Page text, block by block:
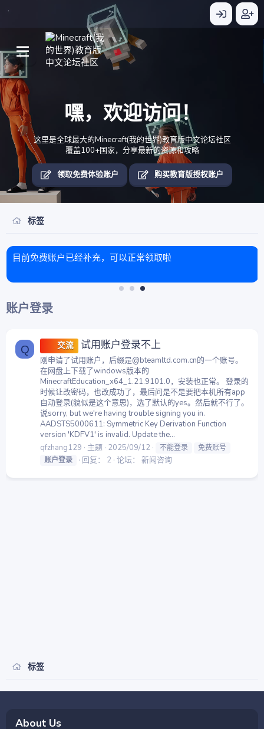
嘿，欢迎访问！
这里是全球最大的Minecraft(我的世界)教育版中文论坛社区
覆盖100+国家，分享最新的资源和攻略
领取免费体验账户 购买教育版授权账户
标签
目前免费账户已经补充，可以正常领取啦
账户登录
Q 交流 试用账户登录不上
刚申请了试用账户，后缀是@bteamltd.com.cn的一个账号。
在网盘上下载了windows版本的
MinecraftEducation_x64_1.21.9101.0，安装也正常。 登录的
时候让改密码，也改成功了，最后问是不是要把本机所有app
自动登录(貌似是这个意思)，选了默认的yes。然后就不行了。
说sorry, but we're having trouble signing you in.
AADSTS5000611: Symmetric Key Derivation Function
version 'KDFV1' is invalid. Update the...
qfzhang129
主题 2025/09/12 不能登录
免费账号
账户登录
回复： 2 论坛： 新闻咨询
标签
About Us